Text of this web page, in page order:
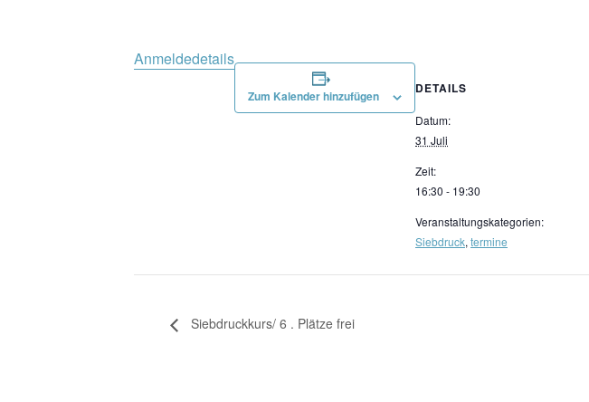
Anmeldedetails
Zum Kalender hinzufügen
DETAILS
Datum:
31 Juli
Zeit:
16:30 - 19:30
Veranstaltungskategorien:
Siebdruck, termine
Siebdruckkurs/ 6 . Plätze frei